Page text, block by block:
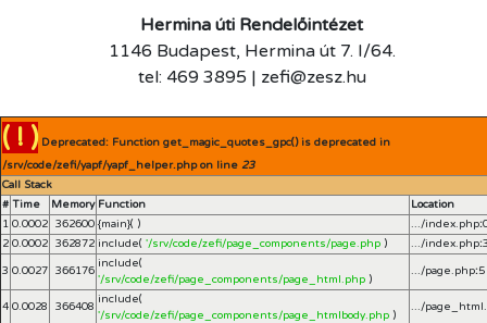
Hermina úti Rendelőintézet
1146 Budapest, Hermina út 7. I/64.
tel: 469 3895 | zefi@zesz.hu
( ! ) Deprecated: Function get_magic_quotes_gpc() is deprecated in
/srv/code/zefi/yapf/yapf_helper.php on line 23
Call Stack
# Time Memory Function
Location
1 0.0002 362600 {main}( ) .../index.php:
2 0.0002 362872 include( '/srv/code/zefi/page_components/page.php ) .../index.php:
3 0.0027 366176
include(
'/srv/code/zefi/page_components/page_html.php )
.../page.php:5
4 0.0028 366408
include(
'/srv/code/zefi/page_components/page_htmlbody.php )
.../